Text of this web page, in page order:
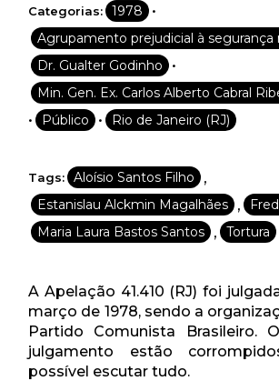
Categorias: 1978 •
Agrupamento prejudicial à segurança
Dr. Gualter Godinho •
Min. Gen. Ex. Carlos Alberto Cabral
• Público • Rio de Janeiro (RJ)
Tags: Aloísio Santos Filho ,
Estanislau Alckmin Magalhães ,
Maria Laura Bastos Santos , Tortura
A Apelação 41.410 (RJ) foi
março de 1978, sendo a
Partido Comunista Brasileiro.
julgamento estão
possível escutar tudo.